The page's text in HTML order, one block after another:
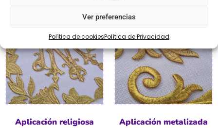
Ver preferencias
Política de cookiesPolítica de Privacidad
Aplicación religiosa Aplicación metalizada